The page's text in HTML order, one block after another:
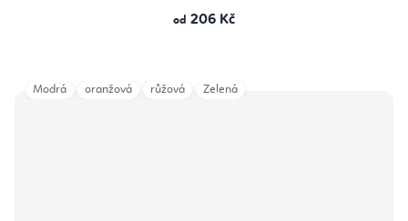
od 206 Kč
Modrá oranžová růžová Zelená